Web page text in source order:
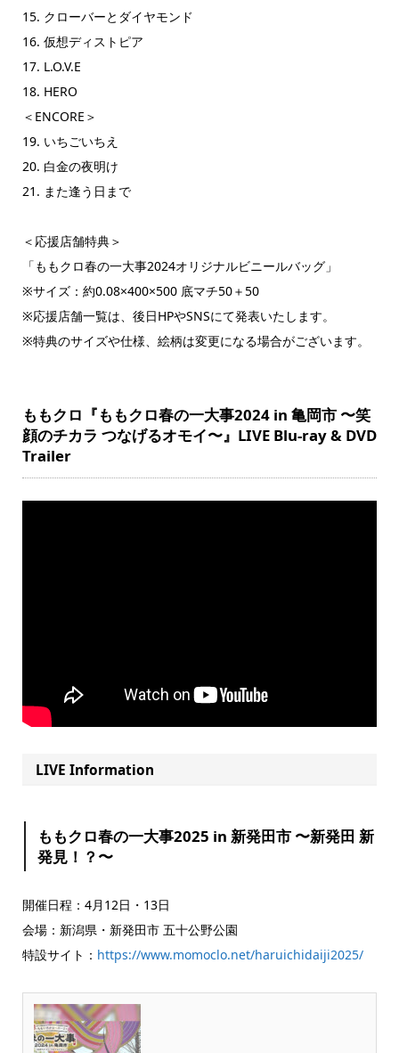
15. クローバーとダイヤモンド
16. 仮想ディストピア
17. L.O.V.E
18. HERO
＜ENCORE＞
19. いちごいちえ
20. 白金の夜明け
21. また逢う日まで
＜応援店舗特典＞
「ももクロ春の一大事2024オリジナルビニールバッグ」
※サイズ：約0.08×400×500 底マチ50＋50
※応援店舗一覧は、後日HPやSNSにて発表いたします。
※特典のサイズや仕様、絵柄は変更になる場合がございます。
ももクロ『ももクロ春の一大事2024 in 亀岡市 〜笑
顔のチカラ つなげるオモイ〜』LIVE Blu-ray & DVD
Trailer
LIVE Information
ももクロ春の一大事2025 in 新発田市 〜新発田 新
発見！？〜
開催日程：4月12日・13日
会場：新潟県・新発田市 五十公野公園
特設サイト： https://www.momoclo.net/haruichidaiji2025/